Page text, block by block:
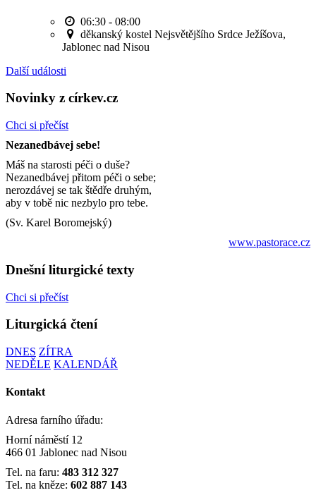
06:30 - 08:00
děkanský kostel Nejsvětějšího Srdce Ježíšova,
Jablonec nad Nisou
Další události
Novinky z církev.cz
Chci si přečíst
Nezanedbávej sebe!
Máš na starosti péči o duše?
Nezanedbávej přitom péči o sebe;
nerozdávej se tak štědře druhým,
aby v tobě nic nezbylo pro tebe.
(Sv. Karel Boromejský)
www.pastorace.cz
Dnešní liturgické texty
Chci si přečíst
Liturgická čtení
DNES ZÍTRA
NEDĚLE KALENDÁŘ
Kontakt
Adresa farního úřadu:
Horní náměstí 12
466 01 Jablonec nad Nisou
Tel. na faru: 483 312 327
Tel. na kněze: 602 887 143